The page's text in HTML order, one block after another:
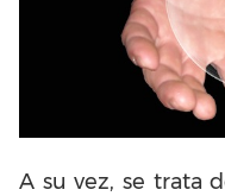
A su vez, se trata